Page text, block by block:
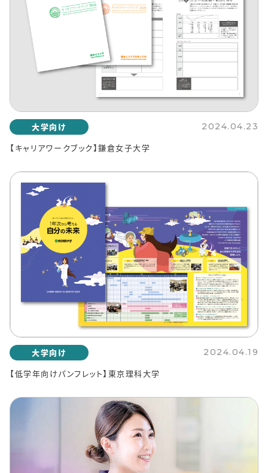
大学向け 2024.04.23
【キャリアワークブック】鎌倉女子大学
大学向け 2024.04.19
【低学年向けパンフレット】東京理科大学